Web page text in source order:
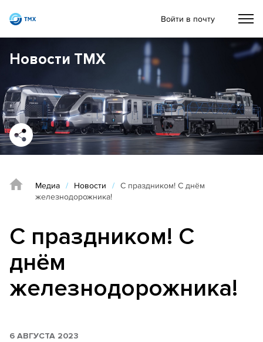
Войти в почту
Новости ТМХ
Медиа / Новости / С праздником! С днём
железнодорожника!
С праздником! С
днём
железнодорожника!
6 АВГУСТА 2023